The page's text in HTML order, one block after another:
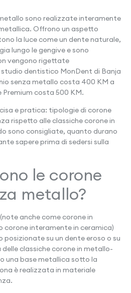
sono realizzate interamente
Offrono un aspetto
la luce come un dente naturale,
lungo le gengive e sono
vengono rigettate
dentistico MonDent di Banja
senza metallo costa 400 KM a
Premium costa 500 KM.
e pratica: tipologie di corone
rispetto alle classiche corone in
sono consigliate, quanto durano
sapere prima di sedersi sulla
le corone
metallo?
anche come corone in
corone interamente in ceramica)
posizionate su un dente eroso o su
classiche corone in metallo-
una base metallica sotto la
è realizzata in materiale